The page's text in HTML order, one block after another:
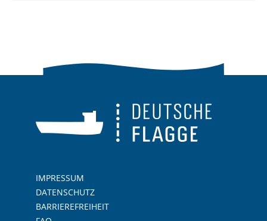
IMPRESSUM
DATENSCHUTZ
BARRIEREFREIHEIT